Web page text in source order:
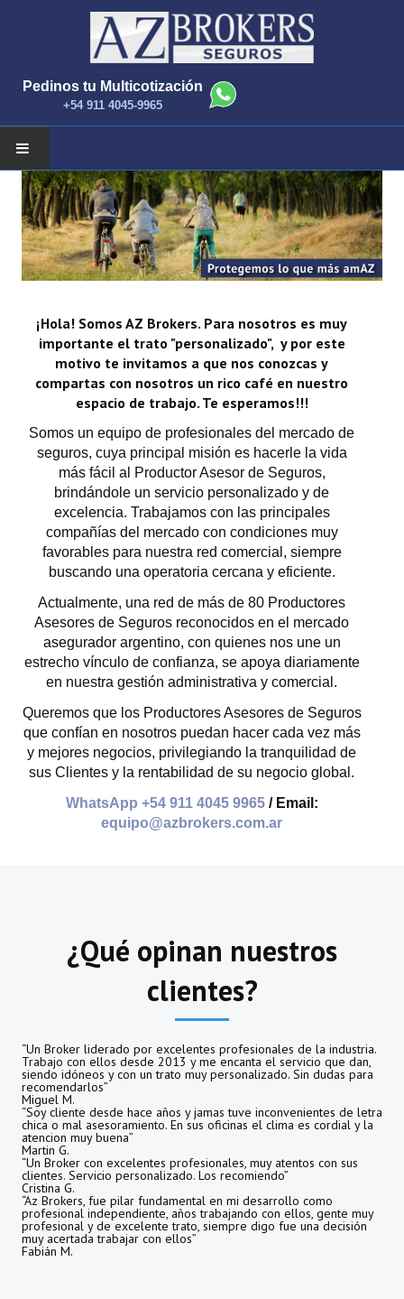
Pedinos tu Multicotización
+54 911 4045-9965
INICIO
NOTICIAS
COMPAÑIAS Y PRODUCTOS
CONTACTANOS
¡Hola! Somos AZ Brokers. Para nosotros es muy
importante el trato "personalizado", y por este
motivo te invitamos a que nos conozcas y
compartas con nosotros un rico café en nuestro
espacio de trabajo. Te esperamos!!!
Somos un equipo de profesionales del mercado de
seguros, cuya principal misión es hacerle la vida
más fácil al Productor Asesor de Seguros,
brindándole un servicio personalizado y de
excelencia. Trabajamos con las principales
compañías del mercado con condiciones muy
favorables para nuestra red comercial, siempre
buscando una operatoria cercana y eficiente.
Actualmente, una red de más de 80 Productores
Asesores de Seguros reconocidos en el mercado
asegurador argentino, con quienes nos une un
estrecho vínculo de confianza, se apoya diariamente
en nuestra gestión administrativa y comercial.
Queremos que los Productores Asesores de Seguros
que confían en nosotros puedan hacer cada vez más
y mejores negocios, privilegiando la tranquilidad de
sus Clientes y la rentabilidad de su negocio global.
WhatsApp +54 911 4045 9965/ Email:
equipo@azbrokers.com.ar
¿Qué opinan nuestros
clientes?
“Un Broker liderado por excelentes profesionales de la industria.
Trabajo con ellos desde 2013 y me encanta el servicio que dan,
siendo idóneos y con un trato muy personalizado. Sin dudas para
recomendarlos”
Miguel M.
“Soy cliente desde hace años y jamas tuve inconvenientes de letra
chica o mal asesoramiento. En sus oficinas el clima es cordial y la
atencion muy buena”
Martin G.
“Un Broker con excelentes profesionales, muy atentos con sus
clientes. Servicio personalizado. Los recomiendo”
Cristina G.
“Az Brokers, fue pilar fundamental en mi desarrollo como
profesional independiente, años trabajando con ellos, gente muy
profesional y de excelente trato, siempre digo fue una decisión
muy acertada trabajar con ellos”
Fabián M.